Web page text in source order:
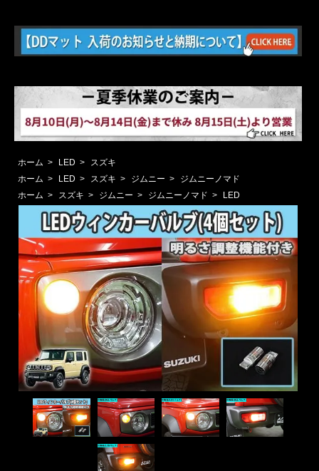
ホーム > LED >
スズキ
ホーム > LED > スズキ > ジムニー >
ジムニーノマド
ホーム > スズキ > ジムニー > ジムニーノマド > LED